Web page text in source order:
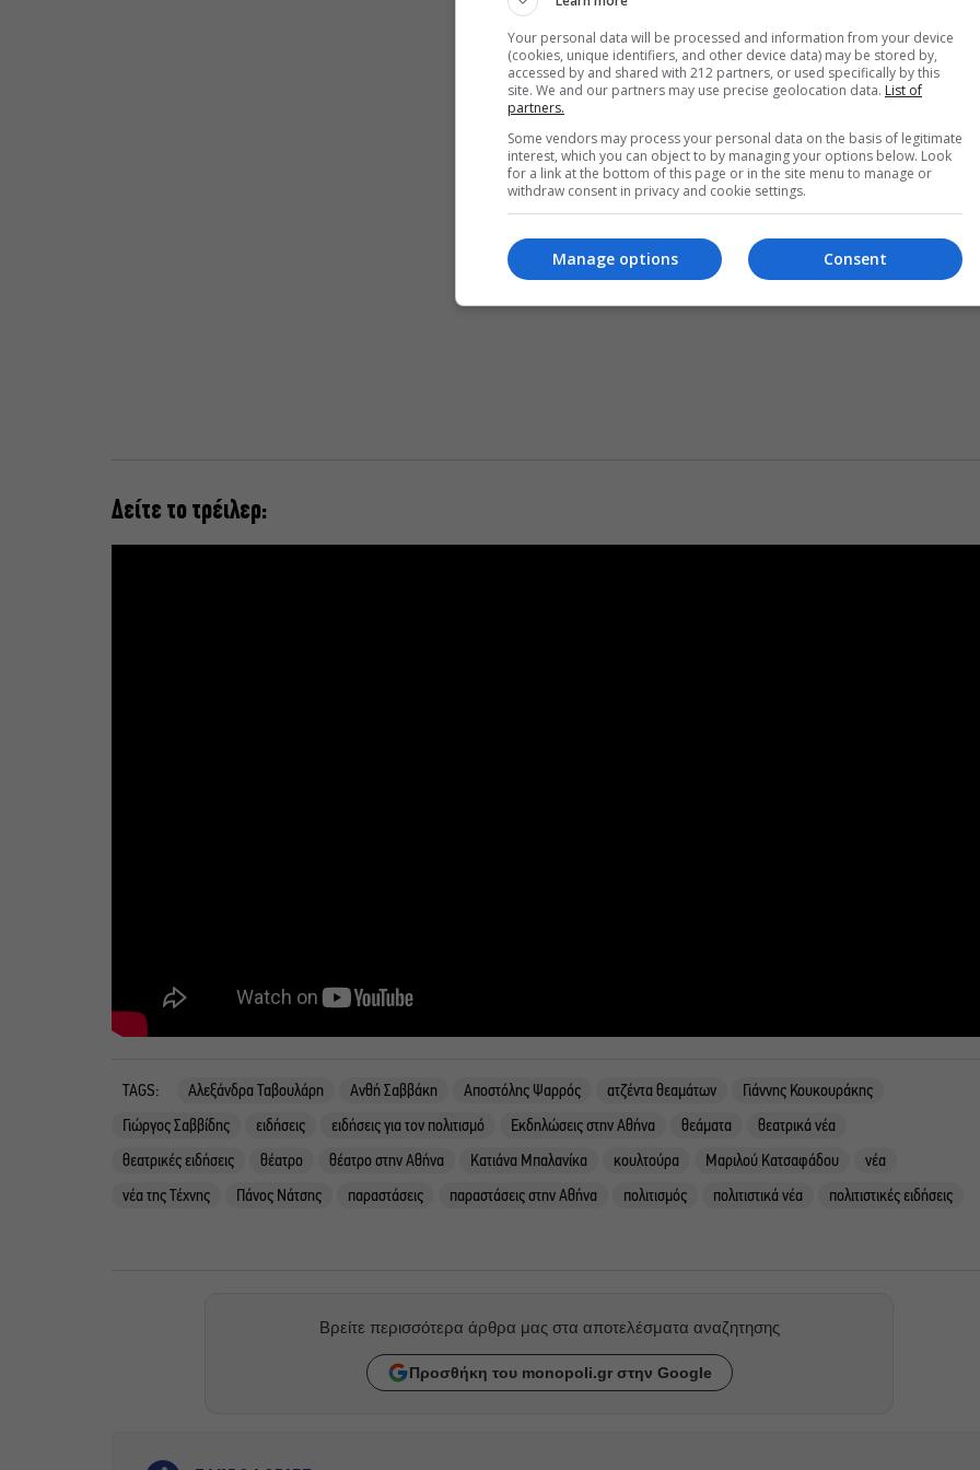
Δείτε το τρέιλερ:
TAGS: Αλεξάνδρα Ταβουλάρη Ανθή Σαββάκη Αποστόλης Ψαρρός ατζέντα θεαμάτων
Γιάννης Κουκουράκης
Γιώργος Σαββίδης
ειδήσεις ειδήσεις για τον πολιτισμό Εκδηλώσεις στην Αθήνα θεάματα
θεατρικά νέα
θεατρικές ειδήσεις
θέατρο θέατρο στην Αθήνα Κατιάνα Μπαλανίκα κουλτούρα Μαριλού Κατσαφάδου
νέα
νέα της Τέχνης
Πάνος Νάτσης παραστάσεις παραστάσεις στην Αθήνα πολιτισμός πολιτιστικά νέα πολιτιστικές ειδήσεις
Βρείτε περισσότερα άρθρα μας στα αποτελέσματα αναζητησης
Προσθήκη του monopoli.gr στην Google
Your personal data will be processed and information from your device
(cookies, unique identifiers, and other device data) may be stored by,
accessed by and shared with 212 partners, or used specifically by this
site. We and our partners may use precise geolocation data. List of
partners.
Some vendors may process your personal data on the basis of legitimate
interest, which you can object to by managing your options below. Look
for a link at the bottom of this page or in the site menu to manage or
withdraw consent in privacy and cookie settings.
Consent
Manage options